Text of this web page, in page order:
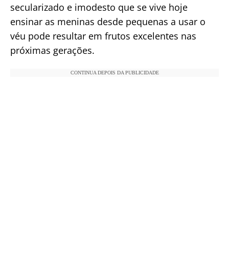
secularizado e imodesto que se vive hoje
ensinar as meninas desde pequenas a usar o
véu pode resultar em frutos excelentes nas
próximas gerações.
CONTINUA DEPOIS DA PUBLICIDADE